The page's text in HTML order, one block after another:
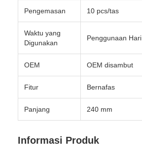
Pengemasan 10 pcs/tas
Waktu yang
Digunakan
Penggunaan Hari
OEM OEM disambut
Fitur Bernafas
Panjang 240 mm
Informasi Produk